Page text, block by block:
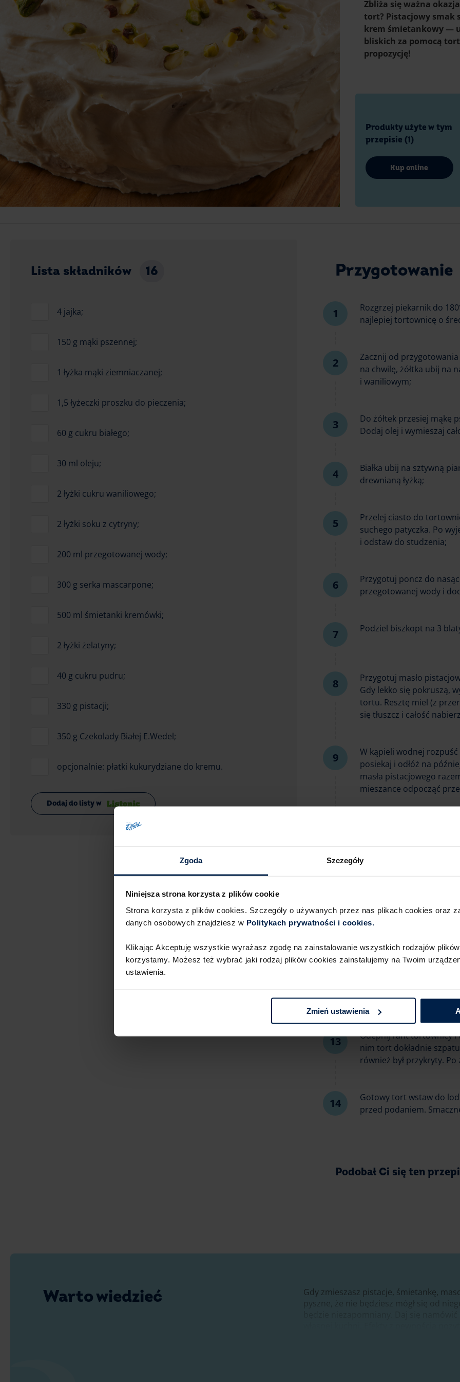
Zgoda Szczegóły
Niniejsza strona korzysta z plików cookie
Strona korzysta z plików cookies. Szczegóły o używanych przez nas plikach cookies oraz
danych osobowych znajdziesz w Politykach prywatności i cookies.​ ​
Klikając Akceptuję wszystkie wyrażasz zgodę na zainstalowanie wszystkich rodzajów
korzystamy. Możesz też wybrać jaki rodzaj plików cookies zainstalujemy na Twoim
ustawienia.​ ​
Zmień ustawienia
Zbliża się ważna
tort? Pistacjowy smak
krem śmietankowy —
bliskich za pomocą
propozycję!
Produkty użyte w tym
przepisie (1)
Kup online
Lista składników 16
4 jajka;
150 g mąki pszennej;
1 łyżka mąki ziemniaczanej;
1,5 łyżeczki proszku do pieczenia;
60 g cukru białego;
30 ml oleju;
2 łyżki cukru waniliowego;
2 łyżki soku z cytryny;
200 ml przegotowanej wody;
300 g serka mascarpone;
500 ml śmietanki kremówki;
2 łyżki żelatyny;
40 g cukru pudru;
330 g pistacji;
350 g Czekolady Białej E.Wedel;
opcjonalnie: płatki kukurydziane do kremu.
Dodaj do listy w
Przygotowanie
Rozgrzej piekarnik do
najlepiej tortownicę o
Zacznij od przygotowania
na chwilę, żółtka ubij na
i waniliowym;
Do żółtek przesiej mąkę
Dodaj olej i wymieszaj
Białka ubij na sztywną
drewnianą łyżką;
Przelej ciasto do
suchego patyczka. Po
i odstaw do studzenia;
Przygotuj poncz do
przegotowanej wody i
Podziel biszkopt na 3
Przygotuj masło
Gdy lekko się pokruszą,
tortu. Resztę miel (z
się tłuszcz i całość
W kąpieli wodnej
posiekaj i odłóż na
masła pistacjowego
mieszance odpocząć
Przygotuj krem z bitej
ją zimną wodą
W większej misce ubij
puder, posiekaną białą
Połowę kremu
do niego trochę
Czas na składanie
Przełóż go kremem z
kremu z pistacjami. Na
Odepnij rant tortownicy i
nim tort dokładnie
również był przykryty.
Gotowy tort wstaw do
przed podaniem.
Podobał Ci się ten
Warto wiedzieć
Gdy zmieszasz pistacje, śmietankę,
pyszne, że nie będziesz mógł się od
Aby Twój tort prezentował się jeszcze